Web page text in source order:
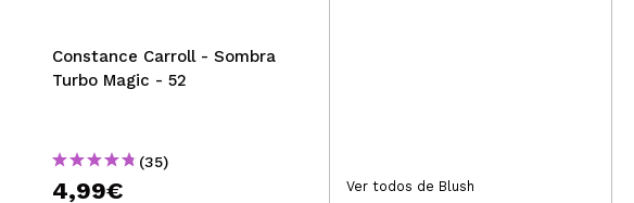
Constance Carroll - Sombra
Turbo Magic - 52
(35)
4,99€ 2,99€
Ver todos de Blush